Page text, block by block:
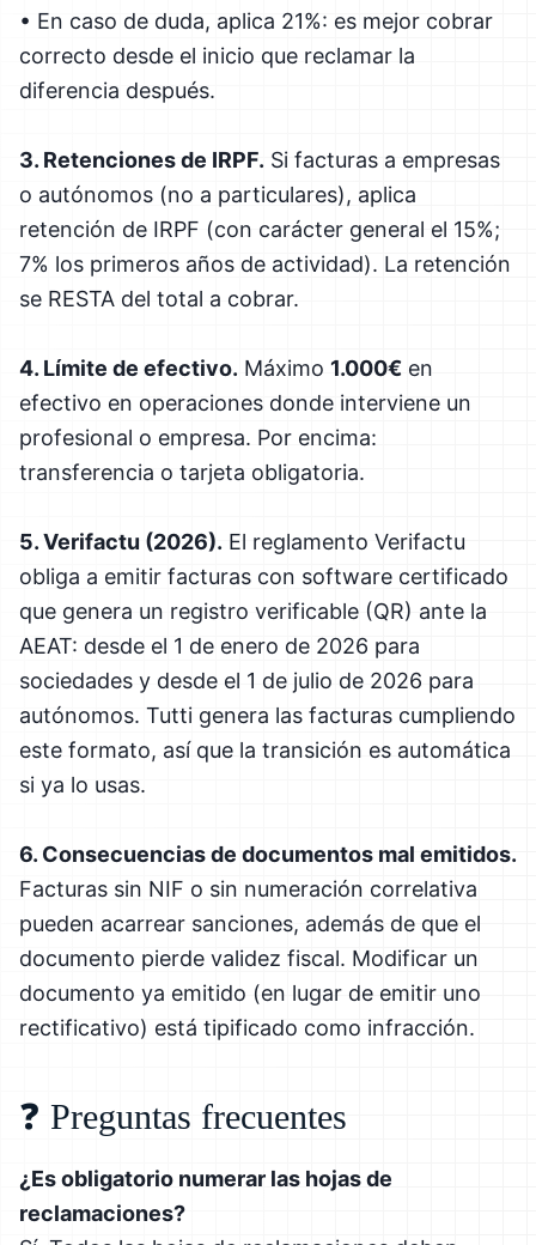
• En caso de duda, aplica 21%: es mejor cobrar
correcto desde el inicio que reclamar la
diferencia después.
3. Retenciones de IRPF. Si facturas a empresas
o autónomos (no a particulares), aplica
retención de IRPF (con carácter general el 15%;
7% los primeros años de actividad). La retención
se RESTA del total a cobrar.
4. Límite de efectivo. Máximo 1.000€ en
efectivo en operaciones donde interviene un
profesional o empresa. Por encima:
transferencia o tarjeta obligatoria.
5. Verifactu (2026). El reglamento Verifactu
obliga a emitir facturas con software certificado
que genera un registro verificable (QR) ante la
AEAT: desde el 1 de enero de 2026 para
sociedades y desde el 1 de julio de 2026 para
autónomos. Tutti genera las facturas cumpliendo
este formato, así que la transición es automática
si ya lo usas.
6. Consecuencias de documentos mal emitidos.
Facturas sin NIF o sin numeración correlativa
pueden acarrear sanciones, además de que el
documento pierde validez fiscal. Modificar un
documento ya emitido (en lugar de emitir uno
rectificativo) está tipificado como infracción.
❓ Preguntas frecuentes
¿Es obligatorio numerar las hojas de
reclamaciones?